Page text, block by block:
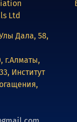
Ltd
Дала, 58,
г.Алматы,
Институт